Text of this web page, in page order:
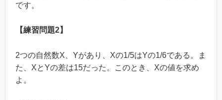
です。
【練習問題2】
2つの自然数X、Yがあり、Xの1/5はYの1/6である。ま
た、XとYの差は15だった。このとき、Xの値を求め
よ。